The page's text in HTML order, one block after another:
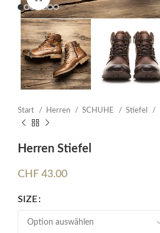
Start Herren SCHUHE Stiefel
Herren Stiefel
CHF 43.00
SIZE